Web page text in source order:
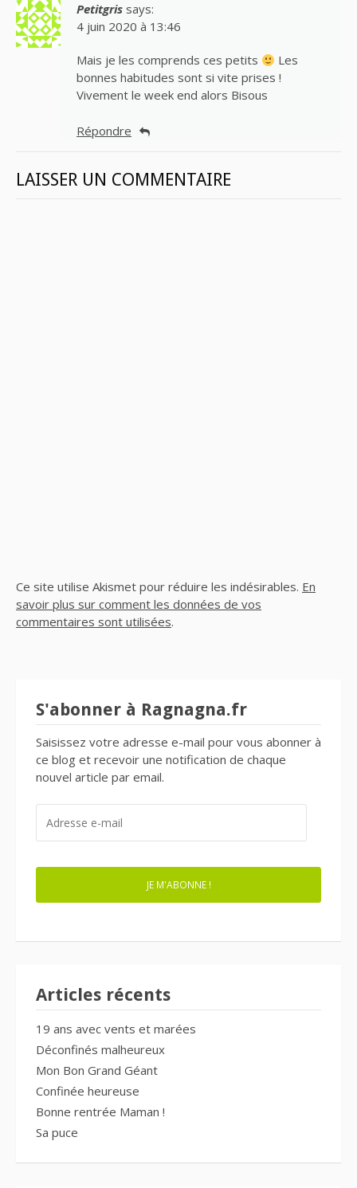
Petitgris says:
4 juin 2020 à 13:46
Mais je les comprends ces petits
Les
bonnes habitudes sont si vite prises !
Vivement le week end alors Bisous
Répondre
LAISSER UN COMMENTAIRE
Ce site utilise Akismet pour réduire les indésirables. En
savoir plus sur comment les données de vos
commentaires sont utilisées.
S'abonner à Ragnagna.fr
Saisissez votre adresse e-mail pour vous abonner à
ce blog et recevoir une notification de chaque
nouvel article par email.
MAIL
JE M'ABONNE !
Articles récents
19 ans avec vents et marées
Déconfinés malheureux
Mon Bon Grand Géant
Confinée heureuse
Bonne rentrée Maman !
Sa puce